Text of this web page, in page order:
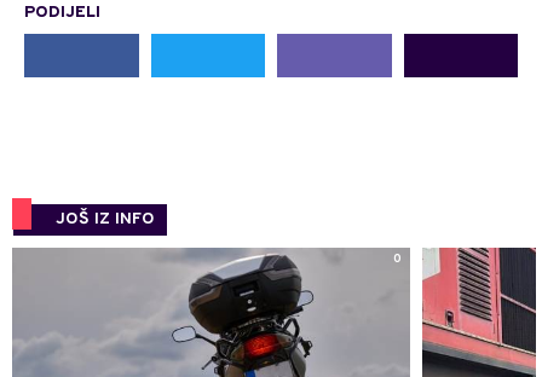
PODIJELI
JOŠ IZ INFO
0